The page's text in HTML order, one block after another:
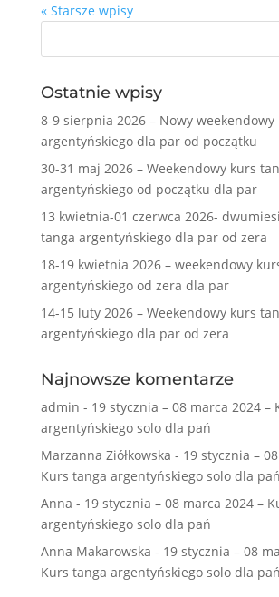
« Starsze wpisy
Ostatnie wpisy
8-9 sierpnia 2026 – Nowy
argentyńskiego dla par od początku
30-31 maj 2026 – Weekendowy kurs
argentyńskiego od początku dla par
13 kwietnia-01 czerwca 2026-
tanga argentyńskiego dla par od zera
18-19 kwietnia 2026 – weekendowy
argentyńskiego od zera dla par
14-15 luty 2026 – Weekendowy kurs
argentyńskiego dla par od zera
Najnowsze komentarze
admin - 19 stycznia – 08 marca 2024 –
argentyńskiego solo dla pań
Marzanna Ziółkowska - 19 stycznia –
Kurs tanga argentyńskiego solo dla pań
Anna - 19 stycznia – 08 marca 2024 –
argentyńskiego solo dla pań
Anna Makarowska - 19 stycznia – 08
Kurs tanga argentyńskiego solo dla pań